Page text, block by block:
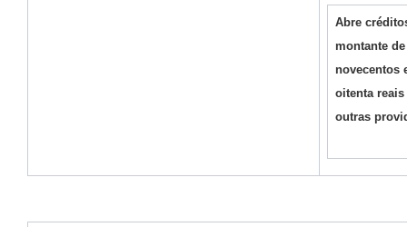
Abre
montante
novecentos
oitenta
outras